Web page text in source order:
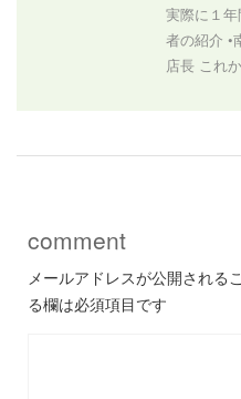
実際に１
者の紹介 •
店長 これ
comment
メールアドレスが公開される
る欄は必須項目です